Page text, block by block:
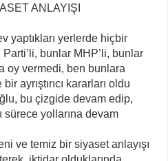
ANLAYIŞI
yaptıkları yerlerde hiçbir
Parti’li, bunlar MHP’li, bunlar
oy vermedi, ben bunlara
ayrıştırıcı kararları oldu
bu çizgide devam edip,
sürece yollarına devam
ve temiz bir siyaset anlayışı